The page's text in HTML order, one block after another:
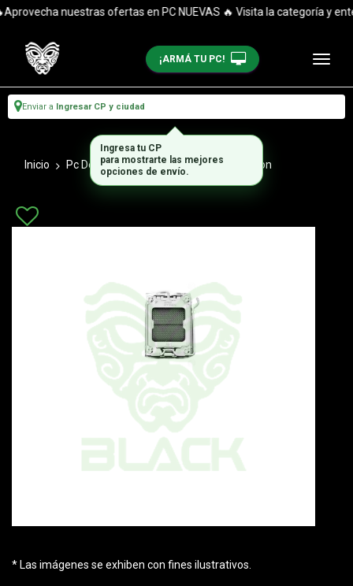
nuestras ofertas en PC NUEVAS 🔥 Visita la categoría y
¡ARMÁ TU PC!
Enviar a Ingresar CP y ciudad
Inicio Pc De Escritorio Combos Actualizacion
* Las imágenes se exhiben con fines ilustrativos.
Ingresa tu CP
para mostrarte las mejores
opciones de envío.